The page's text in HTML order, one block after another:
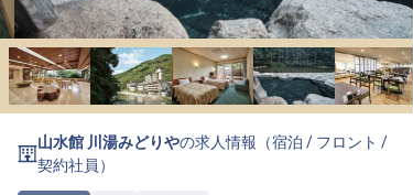
ホテル・宿泊業界情報コラム
無料 転職サポートに申し込む
山水館 川湯みどりやの求人情報（宿泊 / フロント /
契約社員 ）